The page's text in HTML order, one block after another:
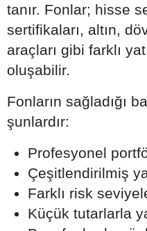
tanır. Fonlar; hisse
sertifikaları, altın,
araçları gibi farklı
oluşabilir.
Fonların sağladığı
şunlardır:
Profesyonel
Çeşitlendirilmiş
Farklı risk
Küçük tutarlarla